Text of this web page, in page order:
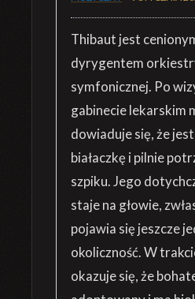
Thibaut jest
dyrygentem
symfonicznej. Po
gabinecie lekarskim
dowiaduje się, że
białaczkę i pilnie
szpiku. Jego
staje na głowie,
pojawia się jeszcze
okoliczność. W
okazuje się, że